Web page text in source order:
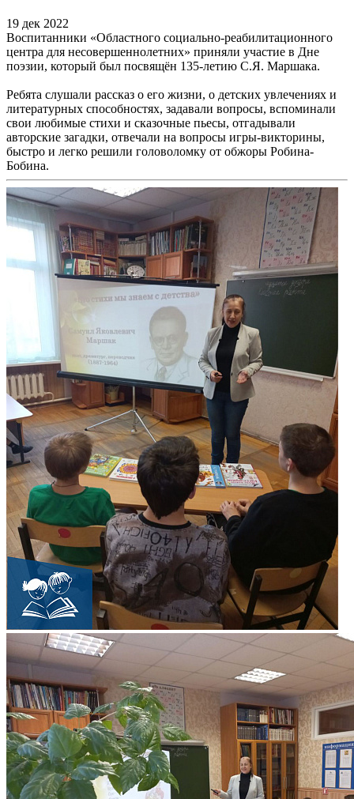
19 дек 2022
Воспитанники «Областного социально-реабилитационного
центра для несовершеннолетних» приняли участие в Дне
поэзии, который был посвящён 135-летию С.Я. Маршака.
Ребята слушали рассказ о его жизни, о детских увлечениях и
литературных способностях, задавали вопросы, вспоминали
свои любимые стихи и сказочные пьесы, отгадывали
авторские загадки, отвечали на вопросы игры-викторины,
быстро и легко решили головоломку от обжоры Робина-
Бобина.